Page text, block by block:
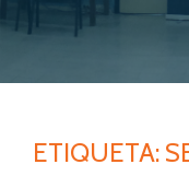
ETIQUETA: